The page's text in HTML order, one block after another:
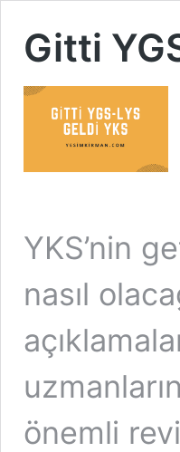
Gitti
YKS’nin
nasıl
önemli